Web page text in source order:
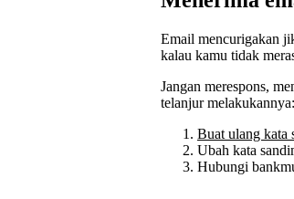
Email mencurigakan
kalau kamu tidak
Jangan merespons,
telanjur melakukannya:
Buat ulang kata
Ubah kata
Hubungi